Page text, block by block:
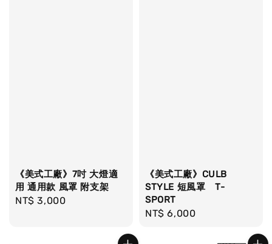
《美式工廠》7吋 大燈適
用 通用款 風罩 附支架
Regular
NT$ 3,000
《美式工廠》CULB
STYLE 短風罩 T-
SPORT
Regular
NT$ 6,000